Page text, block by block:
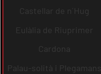
Castellar de n´Hug
Eulàlia de Riuprimer
Cardona
Palau-solità i Plegamans